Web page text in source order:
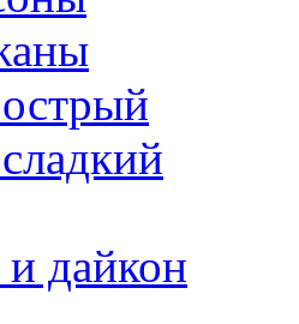
и дайкон